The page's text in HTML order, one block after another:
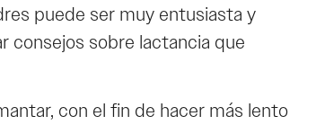
puede ser muy entusiasta y
consejos sobre lactancia que
con el fin de hacer más lento